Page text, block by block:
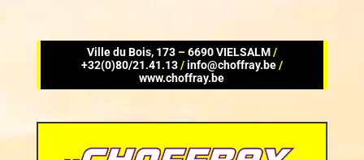
Ville du Bois, 173 – 6690 VIELSALM/
+32(0)80/21.41.13/info@choffray.be/
www.choffray.be